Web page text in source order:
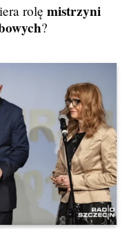
rolę mistrzyni
?